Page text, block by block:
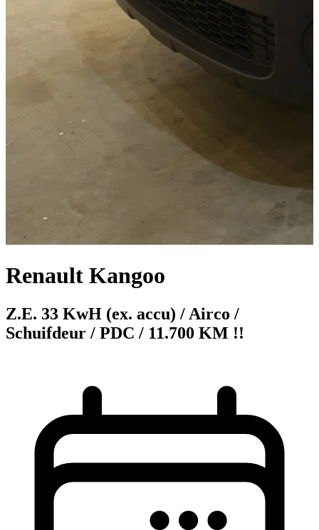
Renault Kangoo
Z.E. 33 KwH (ex. accu) / Airco /
Schuifdeur / PDC / 11.700 KM !!